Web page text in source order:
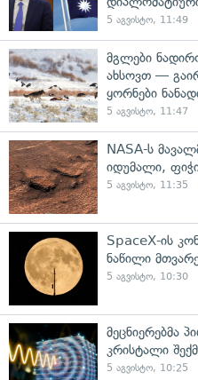
5 აგვისტო, 11:49
მგლები
ახსოვთ —
ყორნები
5 აგვისტო, 11:47
NASA-ს
იდუმალი,
5 აგვისტო, 11:35
SpaceX-ის
ნაწილი
5 აგვისტო, 10:30
მეცნიერებმა
კრისტალი
5 აგვისტო, 10:25